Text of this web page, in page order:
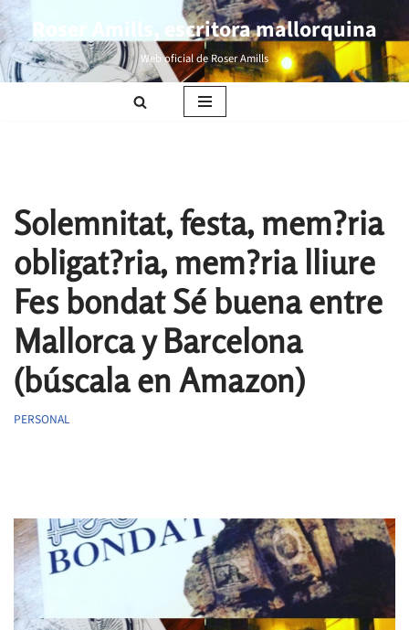
Saltar
al
Roser Amills, escritora mallorquina
Web oficial de Roser Amills
Solemnitat, festa, mem?ria
obligat?ria, mem?ria lliure
Fes bondat Sé buena entre
Mallorca y Barcelona
(búscala en Amazon)
PERSONAL